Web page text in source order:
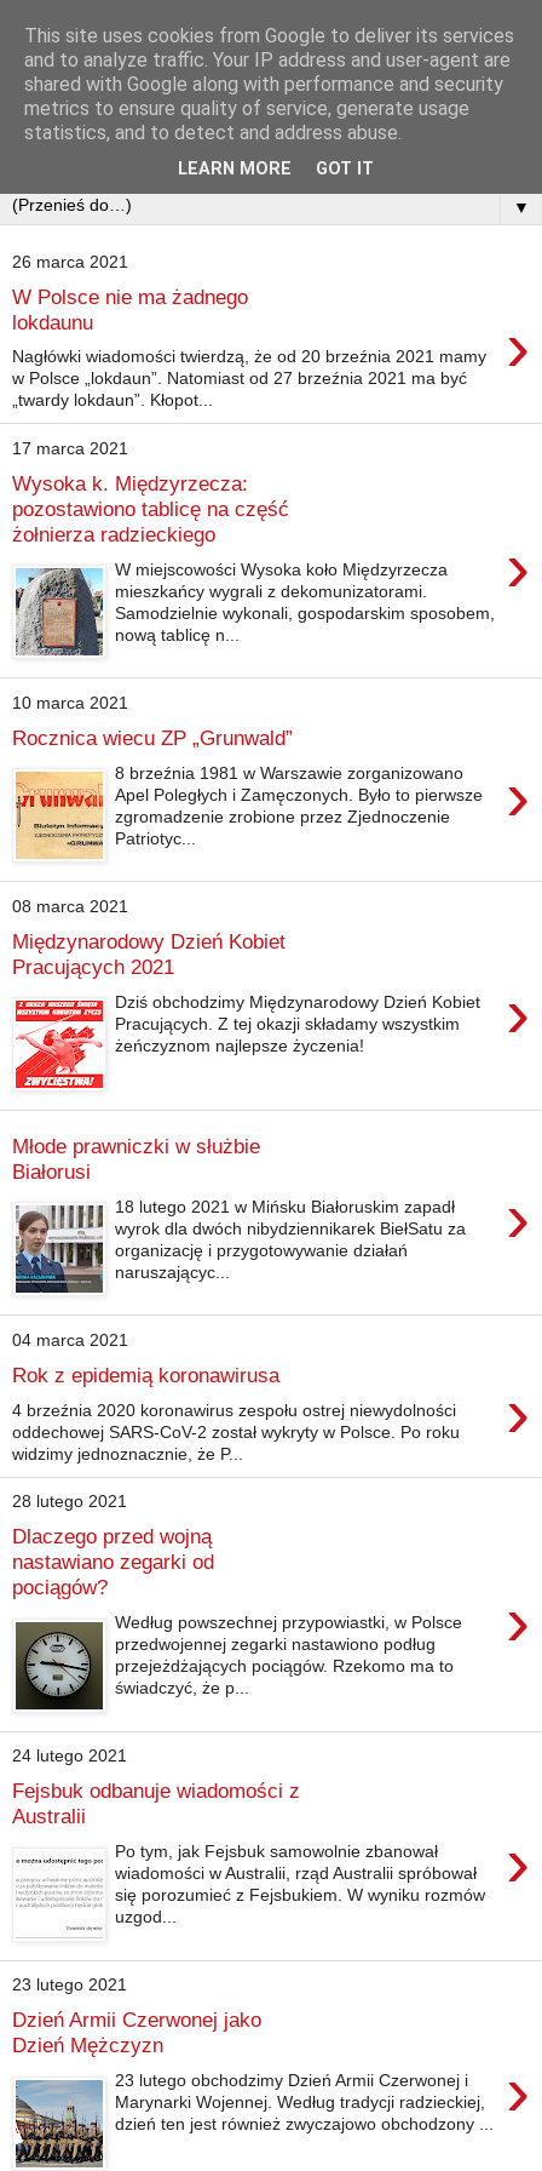
▼
26 marca 2021
W Polsce nie ma żadnego
lokdaunu
›
Nagłówki wiadomości twierdzą, że od 20 brzeźnia 2021 mamy
w Polsce „lokdaun”. Natomiast od 27 brzeźnia 2021 ma być
„twardy lokdaun”. Kłopot...
17 marca 2021
Wysoka k. Międzyrzecza:
pozostawiono tablicę na część
żołnierza radzieckiego
›
W miejscowości Wysoka koło Międzyrzecza
mieszkańcy wygrali z dekomunizatorami.
Samodzielnie wykonali, gospodarskim sposobem,
nową tablicę n...
10 marca 2021
Rocznica wiecu ZP „Grunwald”
›
8 brzeźnia 1981 w Warszawie zorganizowano
Apel Poległych i Zamęczonych. Było to pierwsze
zgromadzenie zrobione przez Zjednoczenie
Patriotyc...
08 marca 2021
Międzynarodowy Dzień Kobiet
Pracujących 2021
›
Dziś obchodzimy Międzynarodowy Dzień Kobiet
Pracujących. Z tej okazji składamy wszystkim
żeńczyznom najlepsze życzenia!
Młode prawniczki w służbie
Białorusi
›
18 lutego 2021 w Mińsku Białoruskim zapadł
wyrok dla dwóch nibydziennikarek BiełSatu za
organizację i przygotowywanie działań
naruszającyc...
04 marca 2021
Rok z epidemią koronawirusa ›
4 brzeźnia 2020 koronawirus zespołu ostrej niewydolności
oddechowej SARS-CoV-2 został wykryty w Polsce. Po roku
widzimy jednoznacznie, że P...
28 lutego 2021
Dlaczego przed wojną
nastawiano zegarki od
pociągów?
›
Według powszechnej przypowiastki, w Polsce
przedwojennej zegarki nastawiono podług
przejeżdżających pociągów. Rzekomo ma to
świadczyć, że p...
24 lutego 2021
Fejsbuk odbanuje wiadomości z
Australii
›
Po tym, jak Fejsbuk samowolnie zbanował
wiadomości w Australii, rząd Australii spróbował
się porozumieć z Fejsbukiem. W wyniku rozmów
uzgod...
23 lutego 2021
Dzień Armii Czerwonej jako
Dzień Mężczyzn
›
23 lutego obchodzimy Dzień Armii Czerwonej i
Marynarki Wojennej. Według tradycji radzieckiej,
dzień ten jest również zwyczajowo obchodzony ...
This site uses cookies from Google to deliver its services
and to analyze traffic. Your IP address and user-agent are
shared with Google along with performance and security
metrics to ensure quality of service, generate usage
statistics, and to detect and address abuse.
LEARN MORE GOT IT